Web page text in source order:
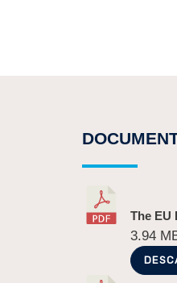
The EU
3.94